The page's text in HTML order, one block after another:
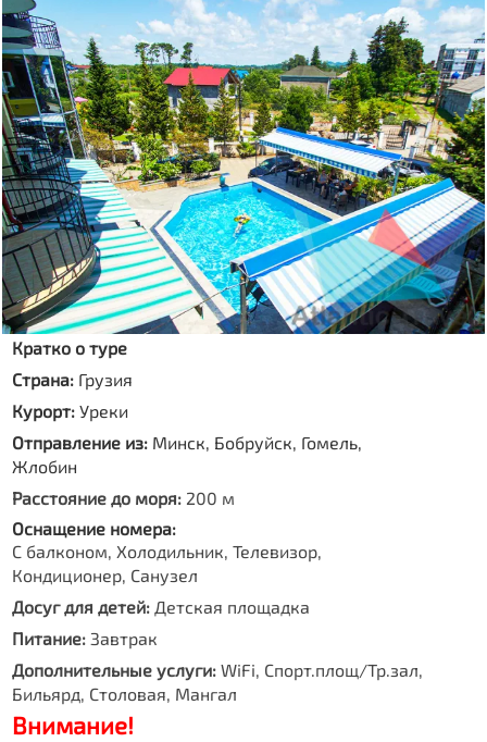
Кратко о туре
Страна: Грузия
Курорт:Уреки
Отправление из: Минск, Бобруйск, Гомель,
Жлобин
Расстояние до моря: 200 м
Оснащение номера:
С балконом, Холодильник, Телевизор,
Кондиционер, Санузел
Досуг для детей: Детская площадка
Питание: Завтрак
Дополнительные услуги: WiFi, Спорт.площ/Тр.зал,
Бильярд, Столовая, Мангал
Внимание!